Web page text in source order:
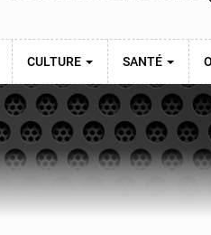
CULTURE SANTÉ